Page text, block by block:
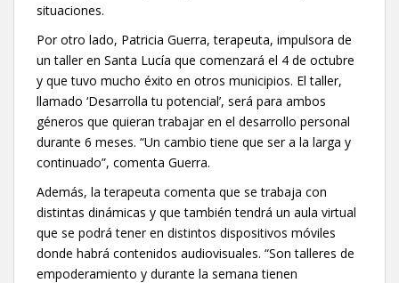
situaciones.
Por otro lado, Patricia Guerra, terapeuta, impulsora de
un taller en Santa Lucía que comenzará el 4 de octubre
y que tuvo mucho éxito en otros municipios. El taller,
llamado ‘Desarrolla tu potencial’, será para ambos
géneros que quieran trabajar en el desarrollo personal
durante 6 meses. “Un cambio tiene que ser a la larga y
continuado”, comenta Guerra.
Además, la terapeuta comenta que se trabaja con
distintas dinámicas y que también tendrá un aula virtual
que se podrá tener en distintos dispositivos móviles
donde habrá contenidos audiovisuales. “Son talleres de
empoderamiento y durante la semana tienen